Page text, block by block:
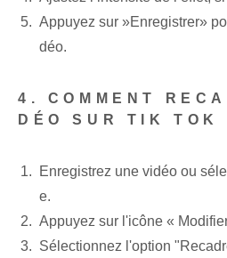
Appuyez sur ⁤»Enregistrer»
déo.
4. COMMENT
DÉO SUR TIK TOK
Enregistrez une vidéo ou
e.
Appuyez sur l'icône «
Sélectionnez l'option